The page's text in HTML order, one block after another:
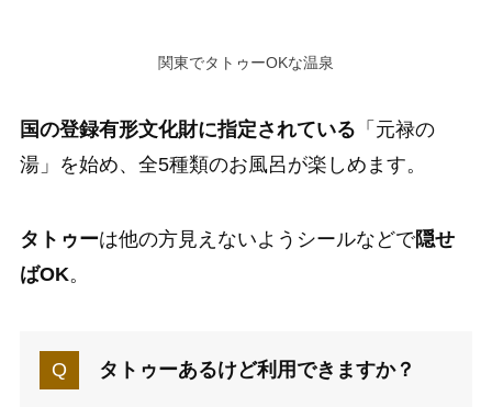
関東でタトゥーOKな温泉
国の登録有形文化財に指定されている 「元禄の
湯」を始め、全5種類のお風呂が楽しめます。
タトゥーは他の方見えないようシールなどで隠せ
ばOK。
タトゥーあるけど利用できますか？